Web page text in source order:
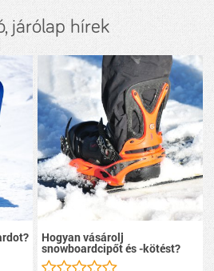
járólap hírek
Hogyan vásárolj
snowboardcipőt és -kötést?